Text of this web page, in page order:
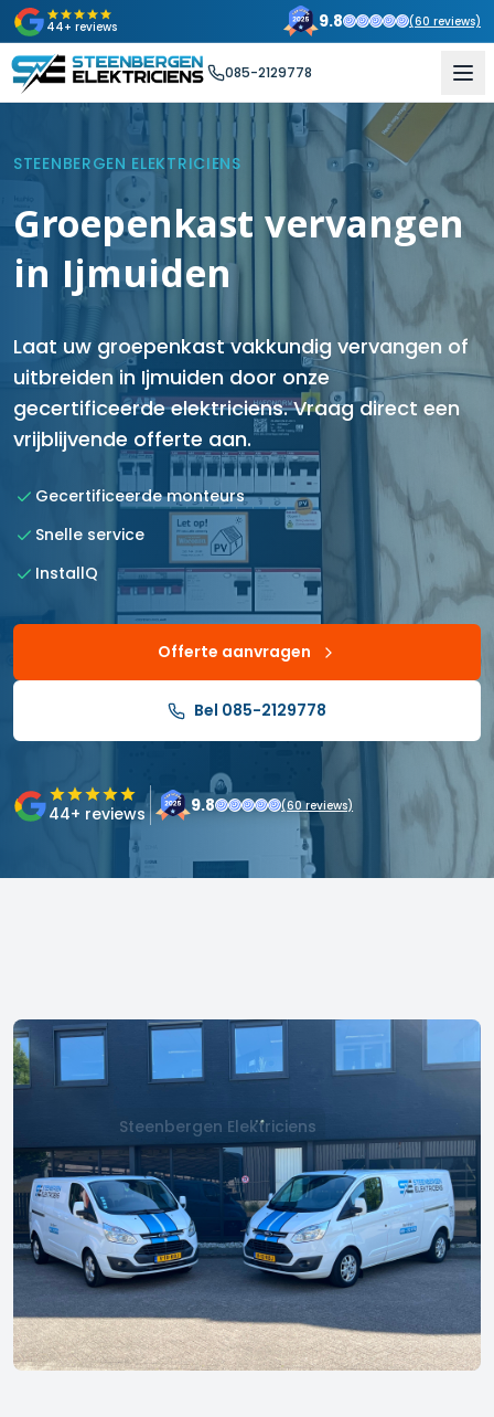
44+ reviews 9.8 (60 reviews)
085-2129778
STEENBERGEN ELEKTRICIENS
Groepenkast vervangen
in Ijmuiden
Laat uw groepenkast vakkundig vervangen of
uitbreiden in Ijmuiden door onze
gecertificeerde elektriciens. Vraag direct een
vrijblijvende offerte aan.
Gecertificeerde monteurs
Snelle service
InstallQ
Offerte aanvragen
Bel 085-2129778
44+ reviews 9.8 (60reviews)
Steenbergen Elektriciens